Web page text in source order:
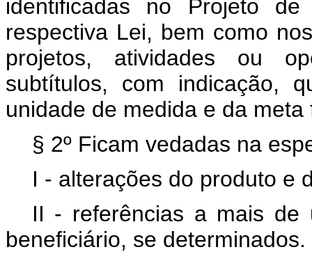
identificadas no Projeto
respectiva Lei, bem como
projetos, atividades ou
subtítulos, com indicação,
unidade de medida e da meta
§ 2º Ficam vedadas na
I - alterações do produto e
II - referências a mais de
beneficiário, se determinados.